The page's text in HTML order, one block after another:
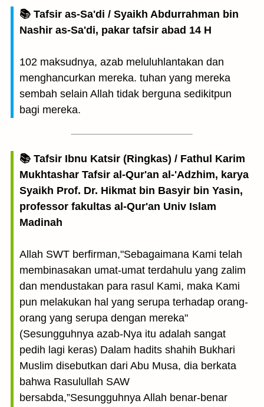
📚 Tafsir as-Sa'di / Syaikh Abdurrahman bin
Nashir as-Sa'di, pakar tafsir abad 14 H
102 maksudnya, azab meluluhlantakan dan
menghancurkan mereka. tuhan yang mereka
sembah selain Allah tidak berguna sedikitpun
bagi mereka.
📚 Tafsir Ibnu Katsir (Ringkas) / Fathul Karim
Mukhtashar Tafsir al-Qur'an al-'Adzhim, karya
Syaikh Prof. Dr. Hikmat bin Basyir bin Yasin,
professor fakultas al-Qur'an Univ Islam
Madinah
Allah SWT berfirman,"Sebagaimana Kami telah
membinasakan umat-umat terdahulu yang zalim
dan mendustakan para rasul Kami, maka Kami
pun melakukan hal yang serupa terhadap orang-
orang yang serupa dengan mereka"
(Sesungguhnya azab-Nya itu adalah sangat
pedih lagi keras) Dalam hadits shahih Bukhari
Muslim disebutkan dari Abu Musa, dia berkata
bahwa Rasulullah SAW
bersabda,”Sesungguhnya Allah benar-benar